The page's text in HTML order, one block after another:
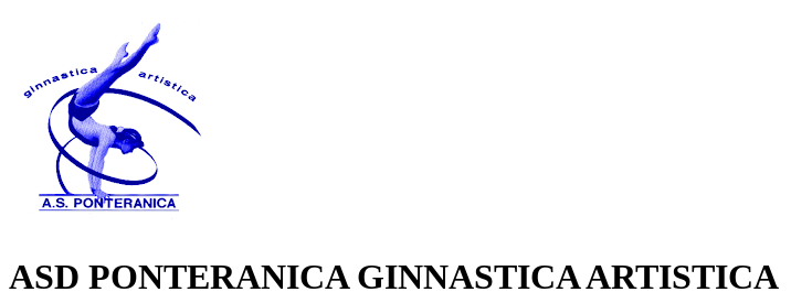
ASD PONTERANICA GINNASTICA ARTISTICA